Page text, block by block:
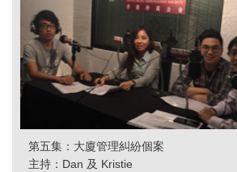
第五集：大廈管理糾紛個案
主持：Dan 及 Kristie